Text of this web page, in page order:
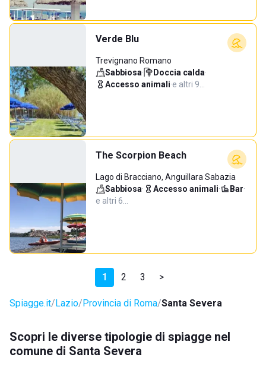
Verde Blu
Trevignano Romano
Sabbiosa· Doccia calda·
Accesso animali·e altri 9…
The Scorpion Beach
Lago di Bracciano, Anguillara Sabazia
Sabbiosa· Accesso animali· Bar·
e altri 6…
1 2 3 >
Spiagge.it Lazio Provincia di Roma Santa Severa
Scopri le diverse tipologie di spiagge nel
comune di Santa Severa